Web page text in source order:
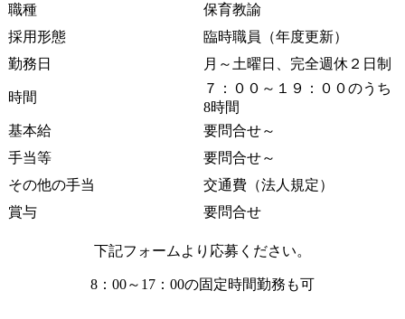
職種
保育教諭
採用形態
臨時職員（年度更新）
勤務日
月～土曜日、完全週休２日制
時間
７：００～１９：００のうち
8時間
基本給
要問合せ～
手当等
要問合せ～
その他の手当
交通費（法人規定）
賞与
要問合せ
下記フォームより応募ください。
8：00～17：00の固定時間勤務も可